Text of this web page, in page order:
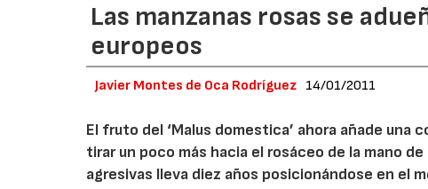
Las manzanas rosas se
europeos
Javier Montes de Oca Rodríguez 14/01/2011
El fruto del ‘Malus domestica’ ahora añade una
tirar un poco más hacia el rosáceo de la mano
agresivas lleva diez años posicionándose en el